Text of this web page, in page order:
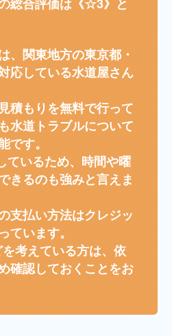
、関東地方の東京都・
応している水道屋さん
積もりを無料で行って
水道トラブルについて
です。
ているため、時間や曜
きるのも強みと言えま
支払い方法はクレジッ
ています。
考えている方は、依
確認しておくことをお